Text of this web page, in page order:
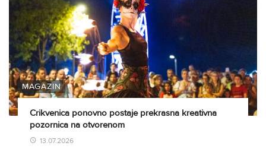
MAGAZIN
Crikvenica ponovno postaje prekrasna kreativna
pozornica na otvorenom
13.07.2026